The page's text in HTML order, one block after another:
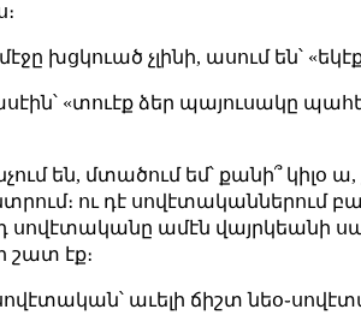
խցկուած չլինի, ասում են՝
«տուէք ձեր պայուսակը
են, մտածում եմ՝ քանի՞
ու դէ սովէտականներում բան
սովէտականը ամէն վայրկեանի
շատ էք։
աւելի ճիշտ